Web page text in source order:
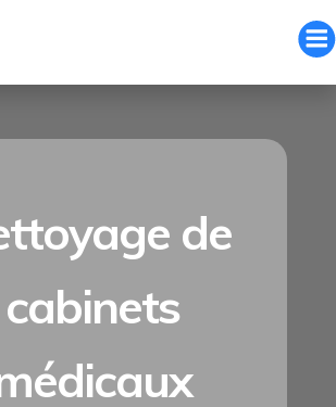
de
cabinets